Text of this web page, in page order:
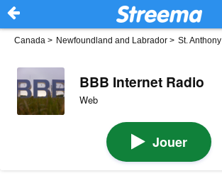
Canada > Newfoundland and Labrador > St. Anthony
BBB Internet Radio
Web
Jouer